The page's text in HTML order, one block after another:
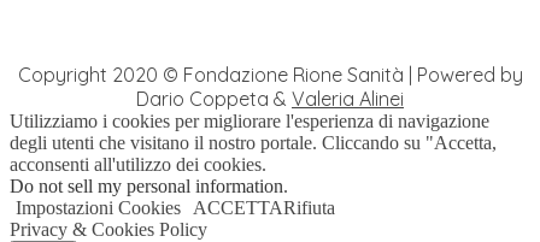
Copyright 2020 © Fondazione Rione Sanità | Powered by
Dario Coppeta & Valeria Alinei
Utilizziamo i cookies per migliorare l'esperienza di navigazione
degli utenti che visitano il nostro portale. Cliccando su "Accetta,
acconsenti all'utilizzo dei cookies.
Do not sell my personal information.
Impostazioni Cookies
ACCETTARifiuta
Privacy & Cookies Policy